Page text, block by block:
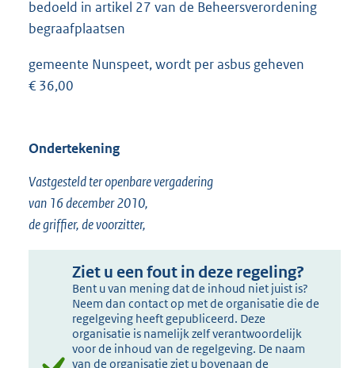
bedoeld in artikel 27 van de Beheersverordening
begraafplaatsen
gemeente Nunspeet, wordt per asbus geheven
€ 36,00
Ondertekening
Vastgesteld ter openbare vergadering
van 16 december 2010,
de griffier, de voorzitter,
Ziet u een fout in deze regeling?
Bent u van mening dat de inhoud niet juist is?
Neem dan contact op met de organisatie die de
regelgeving heeft gepubliceerd. Deze
organisatie is namelijk zelf verantwoordelijk
voor de inhoud van de regelgeving. De naam
van de organisatie ziet u bovenaan de